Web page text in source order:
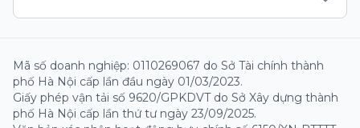
Mã số doanh nghiệp: 0110269067 do Sở Tài chính thành
phố Hà Nội cấp lần đầu ngày 01/03/2023.
Giấy phép vận tải số 9620/GPKDVT do Sở Xây dựng thành
phố Hà Nội cấp lần thứ tư ngày 23/09/2025.